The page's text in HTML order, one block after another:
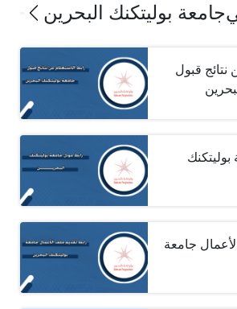
جامعة بوليتكنك البحرين
نتائج قبول
جامعة